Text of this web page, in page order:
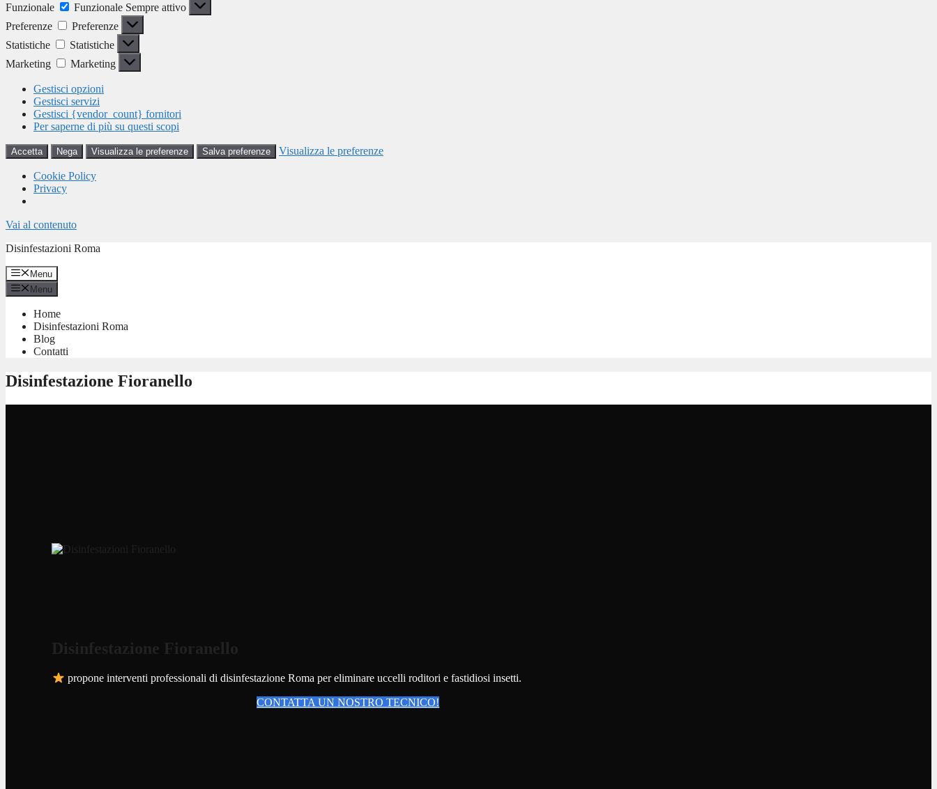
Funzionale
Funzionale Sempre attivo
Preferenze
Preferenze
Statistiche
Statistiche
Marketing
Marketing
Gestisci opzioni
Gestisci servizi
Gestisci {vendor_count} fornitori
Per saperne di più su questi scopi
Accetta Nega Visualizza le preferenze Salva preferenze Visualizza le preferenze
Cookie Policy
Privacy
Vai al contenuto
Disinfestazioni Roma
Menu
Menu
Home
Disinfestazioni Roma
Blog
Contatti
Disinfestazione Fioranello
Disinfestazione Fioranello
propone interventi professionali di disinfestazione Roma per eliminare uccelli roditori e fastidiosi insetti.
CONTATTA UN NOSTRO TECNICO!